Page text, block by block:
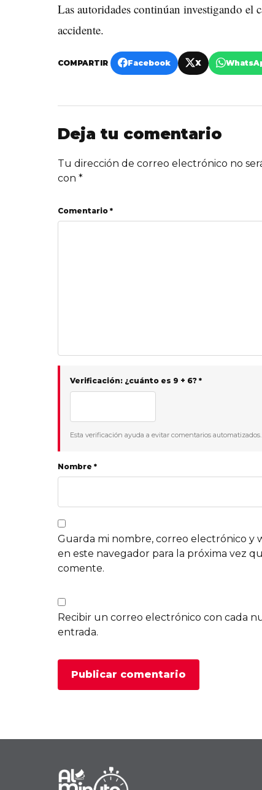
Las autoridades continúan investigando el
accidente.
COMPARTIR Facebook X
Deja tu comentario
Tu dirección de correo electrónico no
con *
Comentario *
Verificación: ¿cuánto es 9 + 6? *
Esta verificación ayuda a evitar comentarios automatizados.
Nombre *
Guarda mi nombre, correo electrónico y
en este navegador para la próxima vez
comente.
Recibir un correo electrónico con cada
entrada.